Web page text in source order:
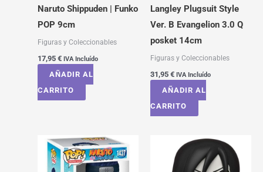
Naruto Shippuden | Funko
POP 9cm
Figuras y Coleccionables
17,95 € IVA Incluído
AÑADIR AL
CARRITO
Langley Plugsuit Style
Ver. B Evangelion 3.0 Q
posket 14cm
Figuras y Coleccionables
31,95 € IVA Incluído
AÑADIR AL
CARRITO